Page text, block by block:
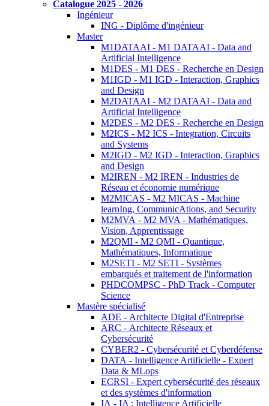
Catalogue 2025 - 2026
Ingénieur
ING - Diplôme d'ingénieur
Master
M1DATAAI - M1 DATAAI - Data and
Artificial Intelligence
M1DES - M1 DES - Recherche en Design
M1IGD - M1 IGD - Interaction, Graphics
and Design
M2DATAAI - M2 DATAAI - Data and
Artificial Intelligence
M2DES - M2 DES - Recherche en Design
M2ICS - M2 ICS - Integration, Circuits
and Systems
M2IGD - M2 IGD - Interaction, Graphics
and Design
M2IREN - M2 IREN - Industries de
Réseau et économie numérique
M2MICAS - M2 MICAS - Machine
learnIng, CommunicAtions, and Security
M2MVA - M2 MVA - Mathématiques,
Vision, Apprentissage
M2QMI - M2 QMI - Quantique,
Mathématiques, Informatique
M2SETI - M2 SETI - Systèmes
embarqués et traitement de l'information
PHDCOMPSC - PhD Track - Computer
Science
Mastère spécialisé
ADE - Architecte Digital d'Entreprise
ARC - Architecte Réseaux et
Cybersécurité
CYBER2 - Cybersécurité et Cyberdéfense
DATA - Intelligence Artificielle - Expert
Data & MLops
ECRSI - Expert cybersécurité des réseaux
et des systèmes d'information
IA - IA : Intelligence Artificielle